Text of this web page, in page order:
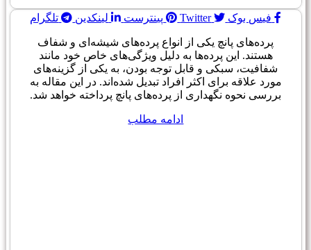
فیس بوک Twitter پینترست لینکدین تلگرام
پرده‌های پانچ یکی از انواع پرده‌های شیشه‌ای و شفاف
هستند. این پرده‌ها به دلیل ویژگی‌های خاص خود مانند
شفافیت، سبکی و قابل توجه بودن، به یکی از گزینه‌های
مورد علاقه برای اکثر افراد تبدیل شده‌اند. در این مقاله به
بررسی نحوه نگهداری از پرده‌های پانچ پرداخته خواهد شد.
ادامه مطلب